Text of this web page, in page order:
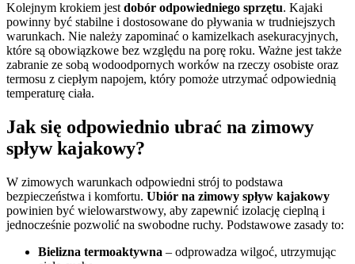
Kolejnym krokiem jest dobór odpowiedniego sprzętu. Kajaki
powinny być stabilne i dostosowane do pływania w trudniejszych
warunkach. Nie należy zapominać o kamizelkach asekuracyjnych,
które są obowiązkowe bez względu na porę roku. Ważne jest także
zabranie ze sobą wodoodpornych worków na rzeczy osobiste oraz
termosu z ciepłym napojem, który pomoże utrzymać odpowiednią
temperaturę ciała.
Jak się odpowiednio ubrać na zimowy
spływ kajakowy?
W zimowych warunkach odpowiedni strój to podstawa
bezpieczeństwa i komfortu. Ubiór na zimowy spływ kajakowy
powinien być wielowarstwowy, aby zapewnić izolację cieplną i
jednocześnie pozwolić na swobodne ruchy. Podstawowe zasady to:
Bielizna termoaktywna – odprowadza wilgoć, utrzymując